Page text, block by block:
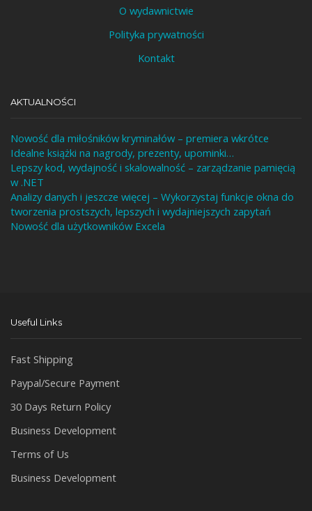
O wydawnictwie
Polityka prywatności
Kontakt
AKTUALNOŚCI
Nowość dla miłośników kryminałów – premiera wkrótce
Idealne książki na nagrody, prezenty, upominki…
Lepszy kod, wydajność i skalowalność – zarządzanie pamięcią
w .NET
Analizy danych i jeszcze więcej – Wykorzystaj funkcje okna do
tworzenia prostszych, lepszych i wydajniejszych zapytań
Nowość dla użytkowników Excela
Useful Links
Fast Shipping
Paypal/Secure Payment
30 Days Return Policy
Business Development
Terms of Us
Business Development